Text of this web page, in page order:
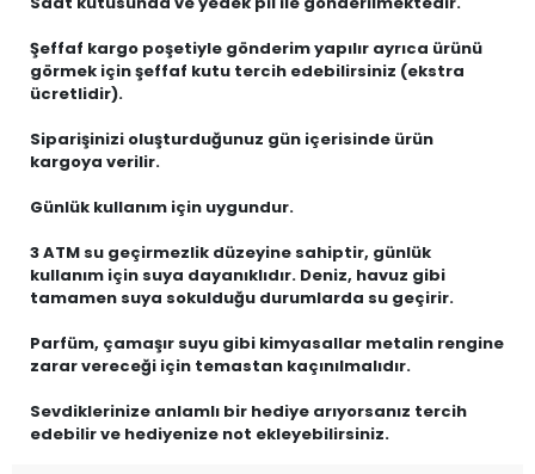
Şeffaf kargo poşetiyle gönderim yapılır ayrıca ürünü
görmek için şeffaf kutu tercih edebilirsiniz (ekstra
ücretlidir).
Siparişinizi oluşturduğunuz gün içerisinde ürün
kargoya verilir.
Günlük kullanım için uygundur.
3 ATM su geçirmezlik düzeyine sahiptir, günlük
kullanım için suya dayanıklıdır. Deniz, havuz gibi
tamamen suya sokulduğu durumlarda su geçirir.
Parfüm, çamaşır suyu gibi kimyasallar metalin rengine
zarar vereceği için temastan kaçınılmalıdır.
Sevdiklerinize anlamlı bir hediye arıyorsanız tercih
edebilir ve hediyenize not ekleyebilirsiniz.